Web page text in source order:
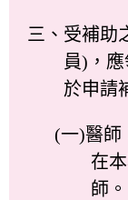
三、受補助
員)，
於申請
(一)醫師
在
師。